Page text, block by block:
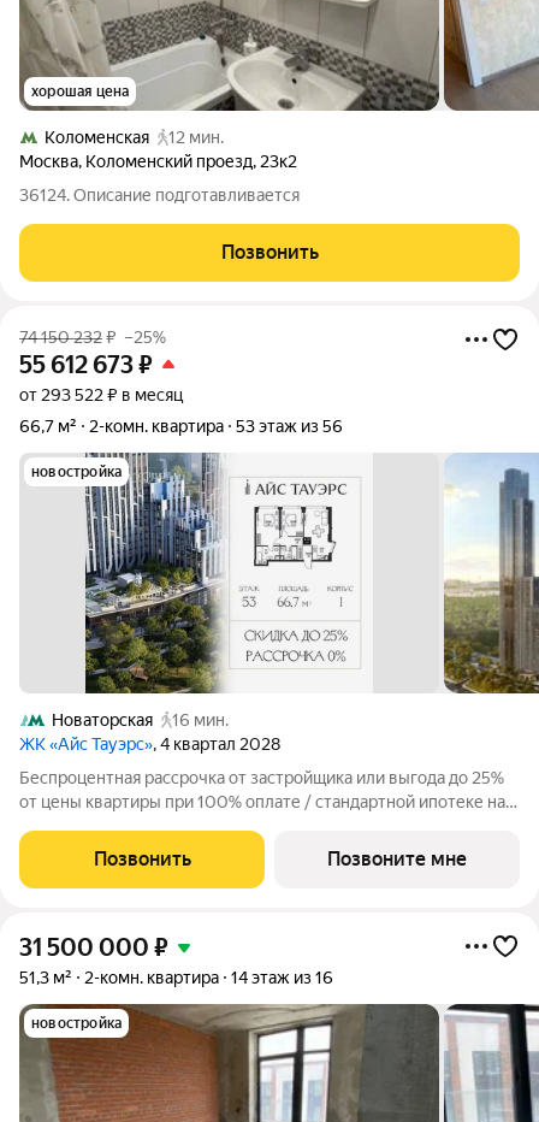
хорошая цена
Коломенская
12 мин.
Москва, Коломенский проезд, 23к2
36124. Описание подготавливается
Позвонить
74 150 232₽ –25%
55 612 673₽
от 293 522 ₽ в месяц
66,7 м²
2-комн. квартира 53 этаж из 56
новостройка
Новаторская
16 мин.
ЖК «Айс Тауэрс», 4 квартал 2028
Беспроцентная рассрочка от застройщика или выгода до 25%
от цены квартиры при 100% оплате / стандартной ипотеке на
на 53 этаже, 66.7 кв.м, в премиальном жилом комплексе «Айс
Тауэрс» (ЗАО
Позвонить Позвоните мне
31 500 000 ₽
51,3 м² 2-комн. квартира 14 этаж из 16
новостройка